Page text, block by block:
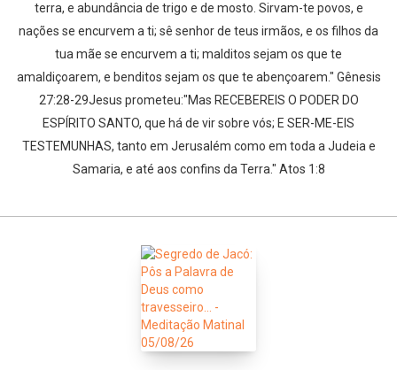
terra, e abundância de trigo e de mosto. Sirvam-te povos, e
nações se encurvem a ti; sê senhor de teus irmãos, e os filhos da
tua mãe se encurvem a ti; malditos sejam os que te
amaldiçoarem, e benditos sejam os que te abençoarem." Gênesis
27:28-29Jesus prometeu:"Mas RECEBEREIS O PODER DO
ESPÍRITO SANTO, que há de vir sobre vós; E SER-ME-EIS
TESTEMUNHAS, tanto em Jerusalém como em toda a Judeia e
Samaria, e até aos confins da Terra." Atos 1:8